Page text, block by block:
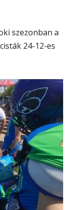
szezonban a
24-12-es